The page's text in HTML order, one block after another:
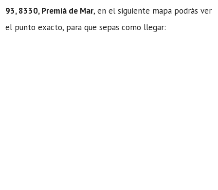
93, 8330, Premiá de Mar, en el siguiente mapa podrás ver
el punto exacto, para que sepas como llegar: